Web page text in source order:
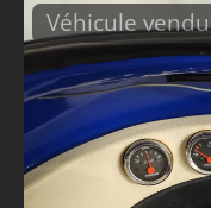
Véhicule vendu